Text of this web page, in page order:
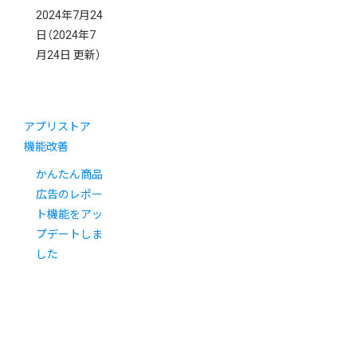
2024年7月24
日 （2024年7
月24日 更新）
アプリストア
機能改善
かんたん商品
広告のレポー
ト機能をアッ
プデートしま
した